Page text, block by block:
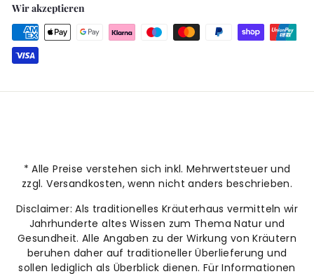
Wir akzeptieren
* Alle Preise verstehen sich inkl. Mehrwertsteuer und
zzgl. Versandkosten, wenn nicht anders beschrieben.
Disclaimer: Als traditionelles Kräuterhaus vermitteln wir
Jahrhunderte altes Wissen zum Thema Natur und
Gesundheit. Alle Angaben zu der Wirkung von Kräutern
beruhen daher auf traditioneller Überlieferung und
sollen lediglich als Überblick dienen. Für Informationen